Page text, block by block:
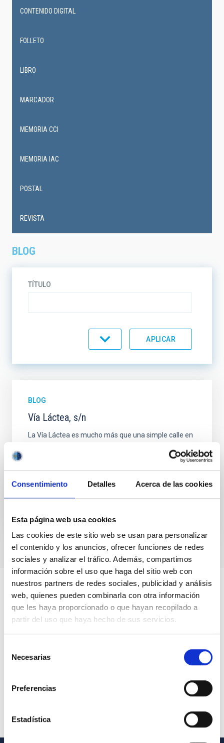
Consentimiento Detalles Acerca de las cookies
Esta página web usa cookies
Las cookies de este sitio web se usan para personalizar
el contenido y los anuncios, ofrecer funciones de redes
sociales y analizar el tráfico. Además, compartimos
información sobre el uso que haga del sitio web con
nuestros partners de redes sociales, publicidad y análisis
web, quienes pueden combinarla con otra información
que les haya proporcionado o que hayan recopilado a
partir del uso que haya hecho de sus servicios.
Necesarias
Preferencias
Estadística
BLOG
TÍTULO
ORDENAR ORDEN
BLOG
Vía Láctea, s/n
La Vía Láctea es mucho más que una simple calle en
Fecha 01/06/2022
CONTENIDO DIGITAL
FOLLETO
LIBRO
MARCADOR
MEMORIA CCI
MEMORIA IAC
POSTAL
REVISTA